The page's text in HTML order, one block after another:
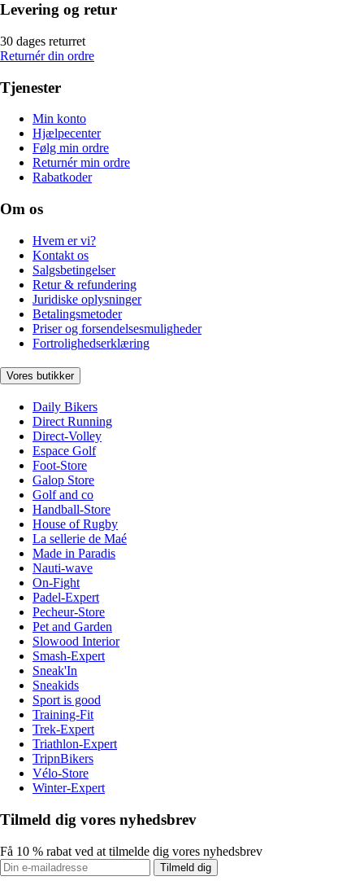
Levering og retur
30 dages returret
Returnér din ordre
Tjenester
Min konto
Hjælpecenter
Følg min ordre
Returnér min ordre
Rabatkoder
Om os
Hvem er vi?
Kontakt os
Salgsbetingelser
Retur & refundering
Juridiske oplysninger
Betalingsmetoder
Priser og forsendelsesmuligheder
Fortrolighedserklæring
Vores butikker
Daily Bikers
Direct Running
Direct-Volley
Espace Golf
Foot-Store
Galop Store
Golf and co
Handball-Store
House of Rugby
La sellerie de Maé
Made in Paradis
Nauti-wave
On-Fight
Padel-Expert
Pecheur-Store
Pet and Garden
Slowood Interior
Smash-Expert
Sneak'In
Sneakids
Sport is good
Training-Fit
Trek-Expert
Triathlon-Expert
TripnBikers
Vélo-Store
Winter-Expert
Tilmeld dig vores nyhedsbrev
Få 10 % rabat ved at tilmelde dig vores nyhedsbrev
Tilmeld dig